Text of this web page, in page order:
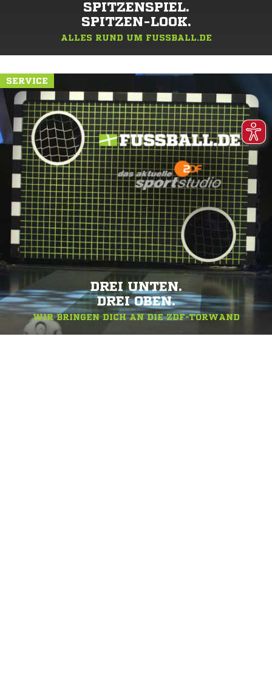
SPITZENSPIEL.
SPITZEN-LOOK.
ALLES RUND UM FUSSBALL.DE
SERVICE
DREI UNTEN.
DREI OBEN.
WIR BRINGEN DICH AN DIE ZDF-TORWAND